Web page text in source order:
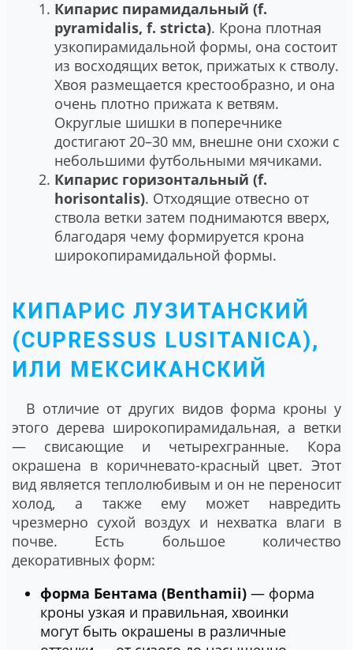
Кипарис пирамидальный (f.
pyramidalis, f. stricta). Крона плотная
узкопирамидальной формы, она состоит
из восходящих веток, прижатых к стволу.
Хвоя размещается крестообразно, и она
очень плотно прижата к ветвям.
Округлые шишки в поперечнике
достигают 20–30 мм, внешне они схожи с
небольшими футбольными мячиками.
Кипарис горизонтальный (f.
horisontalis). Отходящие отвесно от
ствола ветки затем поднимаются вверх,
благодаря чему формируется крона
широкопирамидальной формы.
КИПАРИС ЛУЗИТАНСКИЙ
(CUPRESSUS LUSITANICA),
ИЛИ МЕКСИКАНСКИЙ
В отличие от других видов форма кроны у
этого дерева широкопирамидальная, а ветки
― свисающие и четырехгранные. Кора
окрашена в коричневато-красный цвет. Этот
вид является теплолюбивым и он не переносит
холод, а также ему может навредить
чрезмерно сухой воздух и нехватка влаги в
почве. Есть большое количество
декоративных форм:
форма Бентама (Benthamii) ― форма
кроны узкая и правильная, хвоинки
могут быть окрашены в различные